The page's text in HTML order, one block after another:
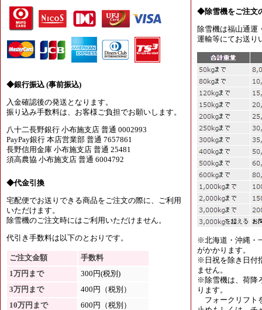
◆銀行振込 (事前振込)
入金確認後の発送となります。
振り込み手数料は、お客様ご負担でお願いします。
八十二長野銀行 小布施支店 普通 0002993
PayPay銀行 本店営業部 普通 7657861
長野信用金庫 小布施支店 普通 25481
須高農協 小布施支店 普通 6004792
◆代金引換
宅配便でお送りできる商品をご注文の際に、ご利用
いただけます。
除雪機のご注文時にはご利用いただけません。
代引き手数料は以下のとおりです。
ご注文金額
手数料
1万円まで
300円(税別)
3万円まで
400円（税別）
10万円まで
600円（税別）
◆除雪機をご注文
除雪機は福山通運
運輸等にてお送り
※北海道・沖縄・
がかかります。
※日祝を除き日付
ません。
※除雪機は、荷降
ります。
フォークリフト